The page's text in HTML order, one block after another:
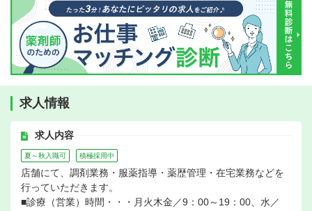
求人情報
求人内容
夏～秋入職可 積極採用中
店舗にて、調剤業務・服薬指導・薬歴管理・在宅業務などを
行っていただきます。
■診療（営業）時間・・・月火木金／9：00～19：00、水／